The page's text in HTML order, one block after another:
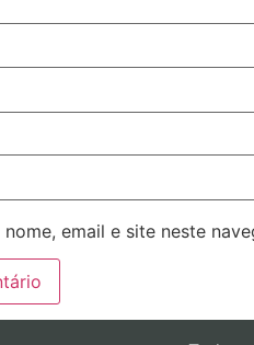
nome, email e site neste